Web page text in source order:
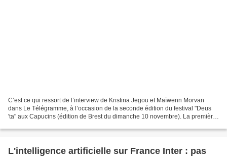
C’est ce qui ressort de l’interview de Kristina Jegou et Maïwenn Morvan
dans Le Télégramme, à l’occasion de la seconde édition du festival "Deus
'ta" aux Capucins (édition de Brest du dimanche 10 novembre). La première
L'intelligence artificielle sur France Inter : pas